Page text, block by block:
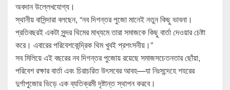
অবদান উল্লেখযোগ্য।
স্থানীয় বাসিন্দারা বলছেন, “নব দিগন্তর পুজো মানেই নতুন কিছু ভাবনা।
প্রতিবছরই একটা সুন্দর থিমের মাধ্যমে তারা সমাজকে কিছু বার্তা দেওয়ার চেষ্টা
করে। এবারের পরিবেশকেন্দ্রিক থিম খুবই প্রশংসনীয়।”
সব মিলিয়ে এই বছরের নব দিগন্তর পুজোয় রয়েছে সমাজসচেতনতার ছোঁয়া,
পরিবেশ রক্ষার বার্তা এবং চিরাচরিত উৎসবের আবহ—যা নিঃসন্দেহে শহরের
দুর্গাপুজোর ভিড়ে এক ব্যতিক্রমী দৃষ্টান্ত স্থাপন করবে।